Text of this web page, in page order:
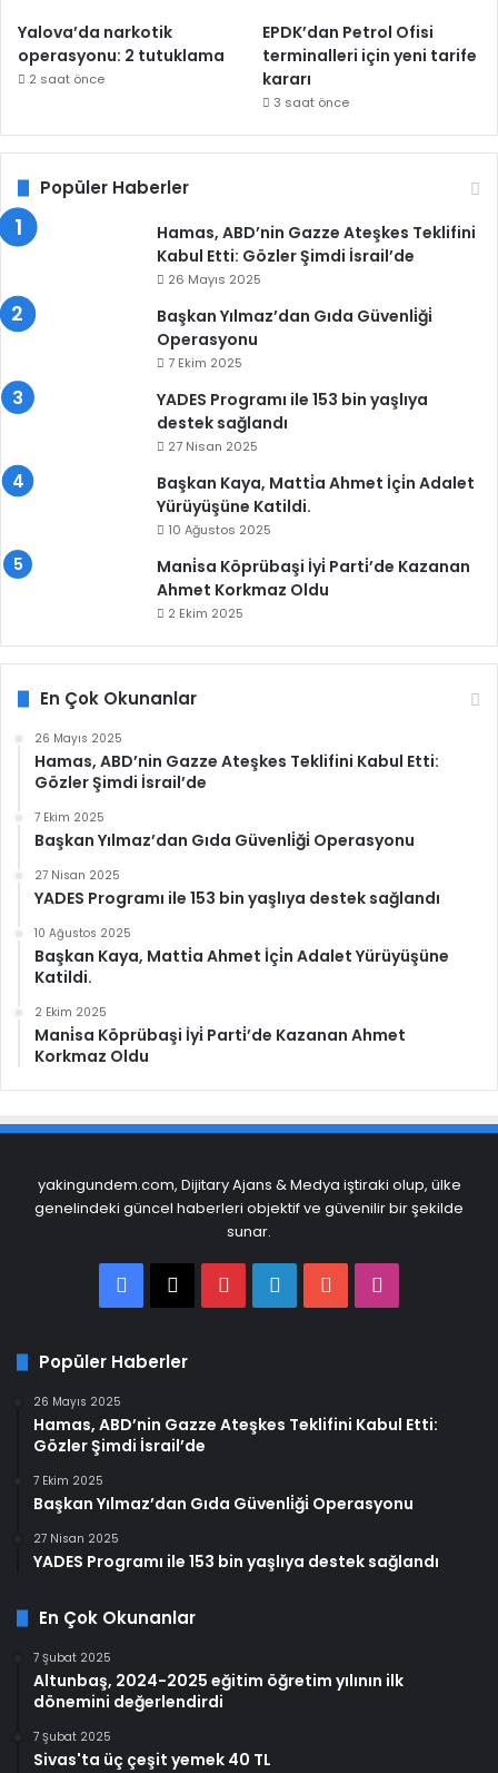
Yalova’da narkotik
operasyonu: 2 tutuklama
2 saat önce
EPDK’dan Petrol Ofisi
terminalleri için yeni tarife
kararı
3 saat önce
Popüler Haberler
Hamas, ABD’nin Gazze Ateşkes Teklifini
Kabul Etti: Gözler Şimdi İsrail’de
26 Mayıs 2025
Başkan Yılmaz’dan Gıda Güvenli̇ği̇
Operasyonu
7 Ekim 2025
YADES Programı ile 153 bin yaşlıya
destek sağlandı
27 Nisan 2025
Başkan Kaya, Matti̇a Ahmet İçi̇n Adalet
Yürüyüşüne Katildi.
10 Ağustos 2025
Mani̇sa Köprübaşi İyi̇ Parti̇’de Kazanan
Ahmet Korkmaz Oldu
2 Ekim 2025
En Çok Okunanlar
26 Mayıs 2025
Hamas, ABD’nin Gazze Ateşkes Teklifini Kabul Etti:
Gözler Şimdi İsrail’de
7 Ekim 2025
Başkan Yılmaz’dan Gıda Güvenli̇ği̇ Operasyonu
27 Nisan 2025
YADES Programı ile 153 bin yaşlıya destek sağlandı
10 Ağustos 2025
Başkan Kaya, Matti̇a Ahmet İçi̇n Adalet Yürüyüşüne
Katildi.
2 Ekim 2025
Mani̇sa Köprübaşi İyi̇ Parti̇’de Kazanan Ahmet
Korkmaz Oldu
yakingundem.com, Dijitary Ajans & Medya iştiraki olup, ülke
genelindeki güncel haberleri objektif ve güvenilir bir şekilde
sunar.
Facebook
X PinterestLinkedInYouTube
Popüler Haberler
26 Mayıs 2025
Hamas, ABD’nin Gazze Ateşkes Teklifini Kabul Etti:
Gözler Şimdi İsrail’de
7 Ekim 2025
Başkan Yılmaz’dan Gıda Güvenli̇ği̇ Operasyonu
27 Nisan 2025
YADES Programı ile 153 bin yaşlıya destek sağlandı
En Çok Okunanlar
7 Şubat 2025
Altunbaş, 2024-2025 eğitim öğretim yılının ilk
dönemini değerlendirdi
7 Şubat 2025
Sivas'ta üç çeşit yemek 40 TL